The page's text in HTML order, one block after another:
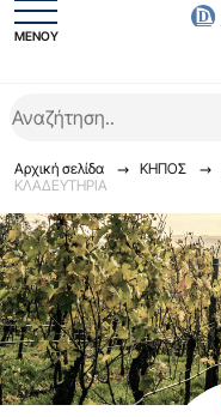
ΜΕΝΟΥ
Αρχική σελίδα ΚΗΠΟΣ
ΚΛΑΔΕΥΤΗΡΙΑ